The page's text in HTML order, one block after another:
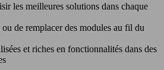
les meilleures solutions dans chaque
de remplacer des modules au fil du
et riches en fonctionnalités dans des